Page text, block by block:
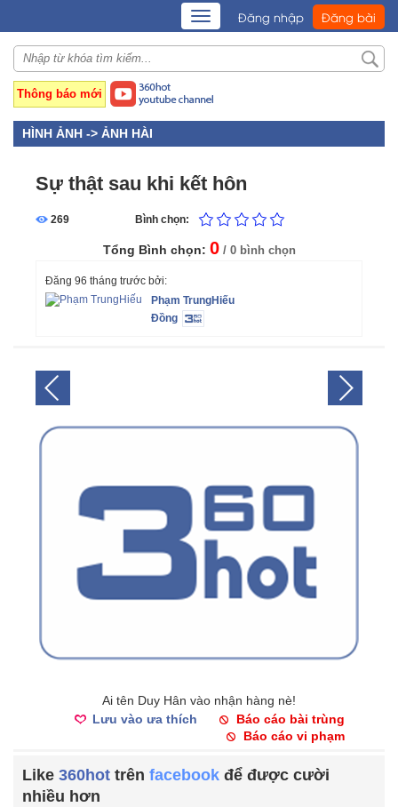
TOGGLE
NAVIGATION
Đăng nhập Đăng bài
Thông báo mới
HÌNH ẢNH -> ẢNH HÀI
Sự thật sau khi kết hôn
269 Bình chọn:
Tổng Bình chọn: 0 / 0 bình chọn
Đăng 96 tháng trước bởi:
Phạm TrungHiếu
Đồng
Ai tên Duy Hân vào nhận hàng nè!
Lưu vào ưa thích
Báo cáo bài trùng
Báo cáo vi phạm
Like 360hot trên facebook để được cười
nhiều hơn